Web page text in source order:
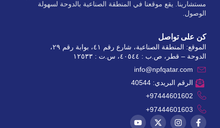
مستشارينا. يقع موقعنا في المنطقة الصناعية بالدوحة لسهولة
الوصول.
كن على تواصل
الموقع: المنطقة الصناعية، شارع رقم ٤١، بوابة رقم ٢٩،
الدوحة – قطر، ص.ب : ٤٠٥٤٤، س.ت : ١٢٥٣٣
info@npfqatar.com
الرقم البريدي: 40544
97444601602+
97444601603+